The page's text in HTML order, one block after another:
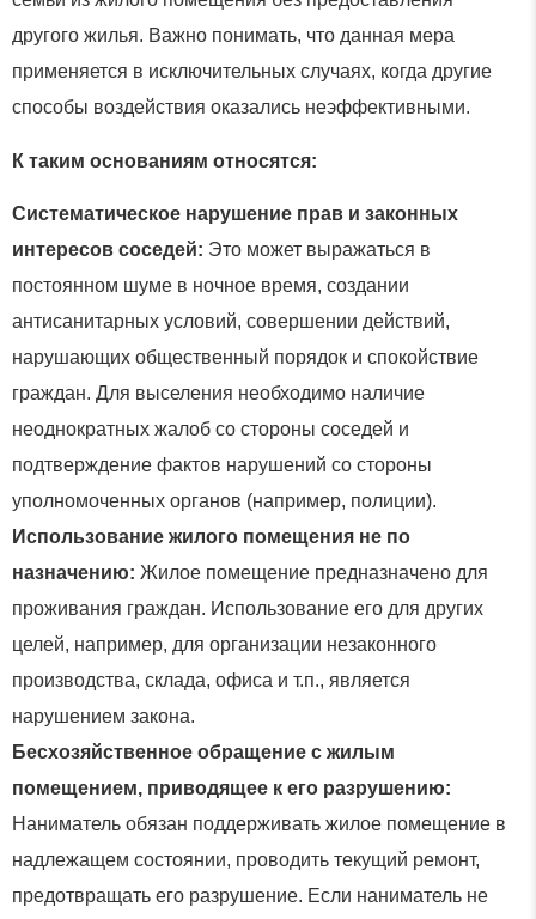
другого жилья. Важно понимать, что данная мера
применяется в исключительных случаях, когда другие
способы воздействия оказались неэффективными.
К таким основаниям относятся:
Систематическое нарушение прав и законных
интересов соседей: Это может выражаться в
постоянном шуме в ночное время, создании
антисанитарных условий, совершении действий,
нарушающих общественный порядок и спокойствие
граждан. Для выселения необходимо наличие
неоднократных жалоб со стороны соседей и
подтверждение фактов нарушений со стороны
уполномоченных органов (например, полиции).
Использование жилого помещения не по
назначению: Жилое помещение предназначено для
проживания граждан. Использование его для других
целей, например, для организации незаконного
производства, склада, офиса и т.п., является
нарушением закона.
Бесхозяйственное обращение с жилым
помещением, приводящее к его разрушению:
Наниматель обязан поддерживать жилое помещение в
надлежащем состоянии, проводить текущий ремонт,
предотвращать его разрушение. Если наниматель не